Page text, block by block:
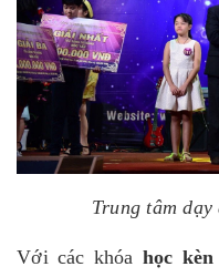
Trung tâm
Với các khóa học